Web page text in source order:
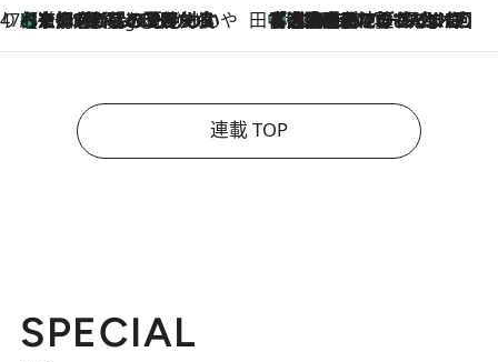
47都道府県の手みやげ ひんやりスイーツで夏を満喫
9 Hours Ago
【京都府】この夏絶対食べたい 冷やしておいしいおやつ3選 ひと口目から心を掴む新緑のテリーヌ 田中稲の勝手に再ブーム
2026.8.7
「湘南乃風に憧れて」観客大盛上がりの“タオル回し”に、ラッパー顔負けの高速歌唱まで…さだまさし（74）のアグレッシブすぎる現在地
連載 TOP
SPECIAL